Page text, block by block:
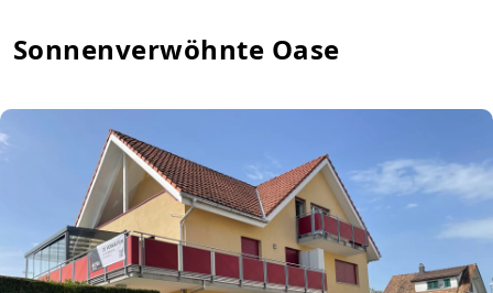
Sonnenverwöhnte Oase